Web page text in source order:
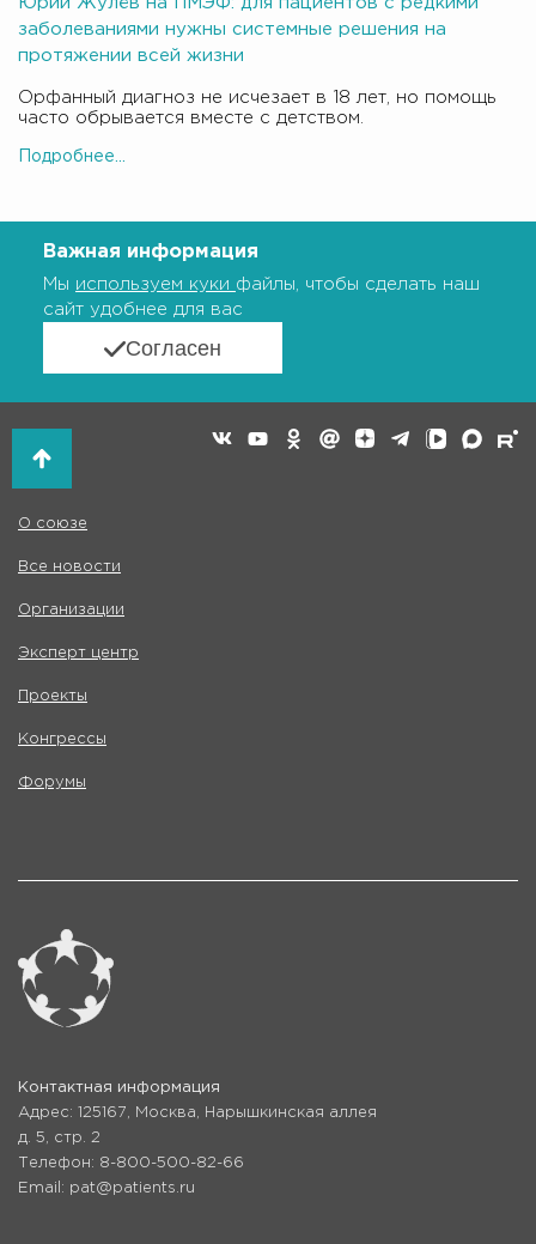
заболеваниями нужны системные решения на
протяжении всей жизни
Орфанный диагноз не исчезает в 18 лет, но помощь
часто обрывается вместе с детством.
Подробнее...
Важная информация
Мы используем куки файлы, чтобы сделать наш
сайт удобнее для вас
Согласен
О союзе
Все новости
Организации
Эксперт центр
Проекты
Конгрессы
Форумы
Контактная информация
Адрес: 125167, Москва, Нарышкинская аллея
д. 5, стр. 2
Телефон: 8-800-500-82-66
Email: pat@patients.ru